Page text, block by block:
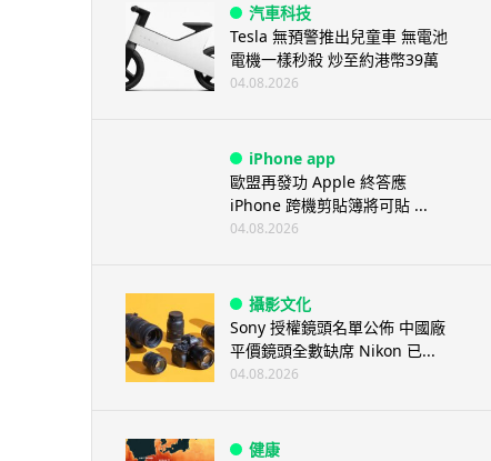
汽車科技
Tesla 無預警推出兒童車 無電池
電機一樣秒殺 炒至約港幣39萬
04.08.2026
iPhone app
歐盟再發功 Apple 終答應
iPhone 跨機剪貼簿將可貼 ...
04.08.2026
攝影文化
Sony 授權鏡頭名單公佈 中國廠
平價鏡頭全數缺席 Nikon 已...
04.08.2026
健康